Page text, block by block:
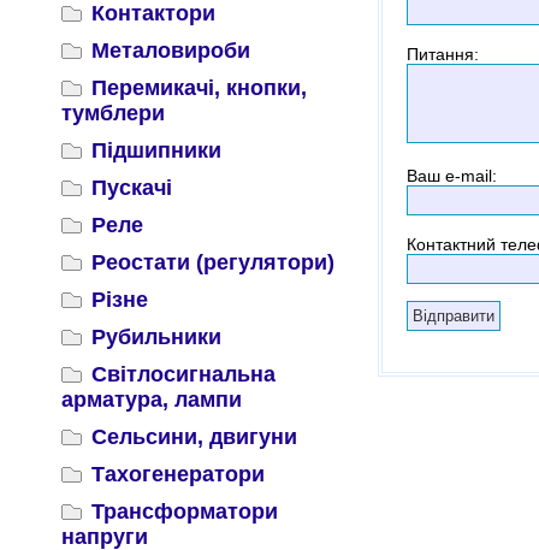
Контактори
Металовироби
Перемикачі, кнопки,
тумблери
Підшипники
Пускачі
Реле
Реостати (регулятори)
Різне
Рубильники
Світлосигнальна
арматура, лампи
Сельсини, двигуни
Тахогенератори
Трансформатори
напруги
Питання:
Ваш e-mail:
Контактний